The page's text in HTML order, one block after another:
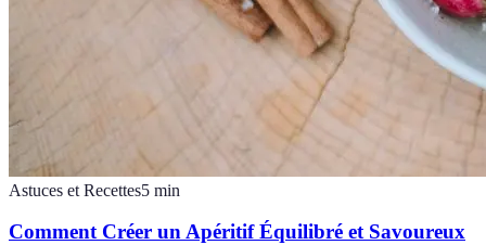
Astuces et Recettes5 min
Comment Créer un Apéritif Équilibré et Savoureux